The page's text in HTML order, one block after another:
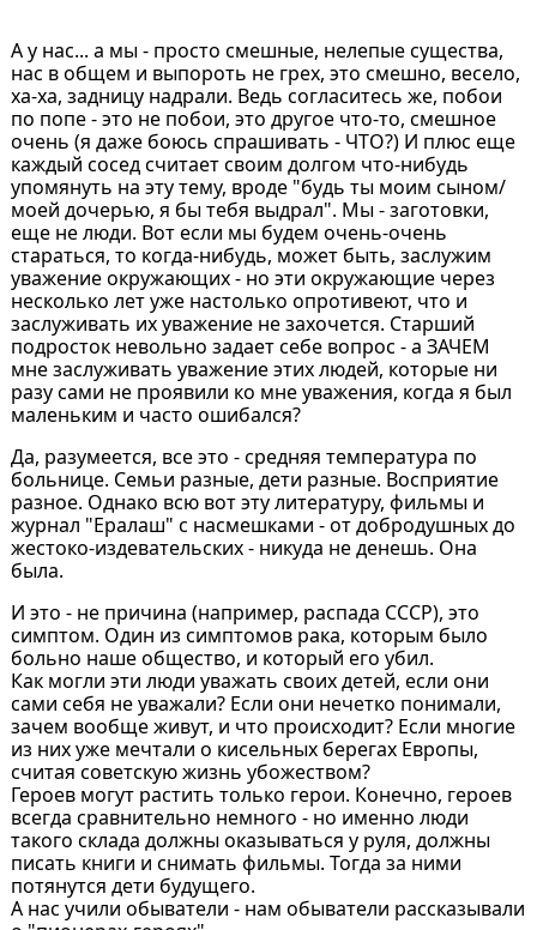
А у нас... а мы - просто смешные, нелепые существа,
нас в общем и выпороть не грех, это смешно, весело,
ха-ха, задницу надрали. Ведь согласитесь же, побои
по попе - это не побои, это другое что-то, смешное
очень (я даже боюсь спрашивать - ЧТО?) И плюс еще
каждый сосед считает своим долгом что-нибудь
упомянуть на эту тему, вроде "будь ты моим сыном/
моей дочерью, я бы тебя выдрал". Мы - заготовки,
еще не люди. Вот если мы будем очень-очень
стараться, то когда-нибудь, может быть, заслужим
уважение окружающих - но эти окружающие через
несколько лет уже настолько опротивеют, что и
заслуживать их уважение не захочется. Старший
подросток невольно задает себе вопрос - а ЗАЧЕМ
мне заслуживать уважение этих людей, которые ни
разу сами не проявили ко мне уважения, когда я был
маленьким и часто ошибался?
Да, разумеется, все это - средняя температура по
больнице. Семьи разные, дети разные. Восприятие
разное. Однако всю вот эту литературу, фильмы и
журнал "Ералаш" с насмешками - от добродушных до
жестоко-издевательских - никуда не денешь. Она
была.
И это - не причина (например, распада СССР), это
симптом. Один из симптомов рака, которым было
больно наше общество, и который его убил.
Как могли эти люди уважать своих детей, если они
сами себя не уважали? Если они нечетко понимали,
зачем вообще живут, и что происходит? Если многие
из них уже мечтали о кисельных берегах Европы,
считая советскую жизнь убожеством?
Героев могут растить только герои. Конечно, героев
всегда сравнительно немного - но именно люди
такого склада должны оказываться у руля, должны
писать книги и снимать фильмы. Тогда за ними
потянутся дети будущего.
А нас учили обыватели - нам обыватели рассказывали